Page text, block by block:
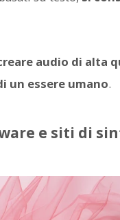
audio di alta
un essere umano.
e siti di